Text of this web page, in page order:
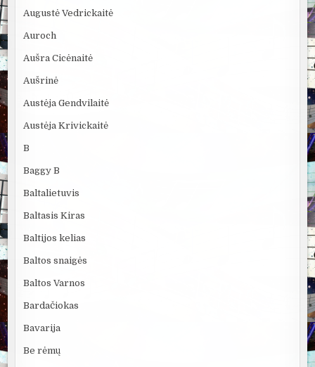
Augustė Vedrickaitė
Auroch
Aušra Cicėnaitė
Aušrinė
Austėja Gendvilaitė
Austėja Krivickaitė
B
Baggy B
Baltalietuvis
Baltasis Kiras
Baltijos kelias
Baltos snaigės
Baltos Varnos
Bardačiokas
Bavarija
Be rėmų